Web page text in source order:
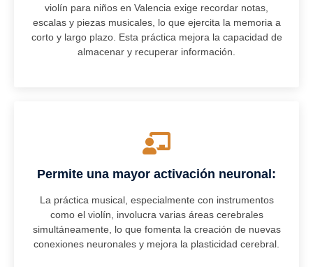
violín para niños en Valencia exige recordar notas,
escalas y piezas musicales, lo que ejercita la memoria a
corto y largo plazo. Esta práctica mejora la capacidad de
almacenar y recuperar información.
Permite una mayor activación neuronal:
La práctica musical, especialmente con instrumentos
como el violín, involucra varias áreas cerebrales
simultáneamente, lo que fomenta la creación de nuevas
conexiones neuronales y mejora la plasticidad cerebral.